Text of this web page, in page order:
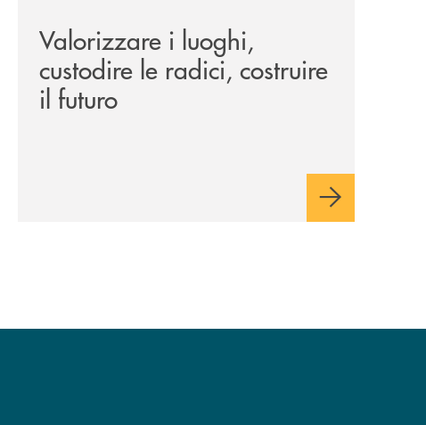
Valorizzare i luoghi,
custodire le radici, costruire
il futuro